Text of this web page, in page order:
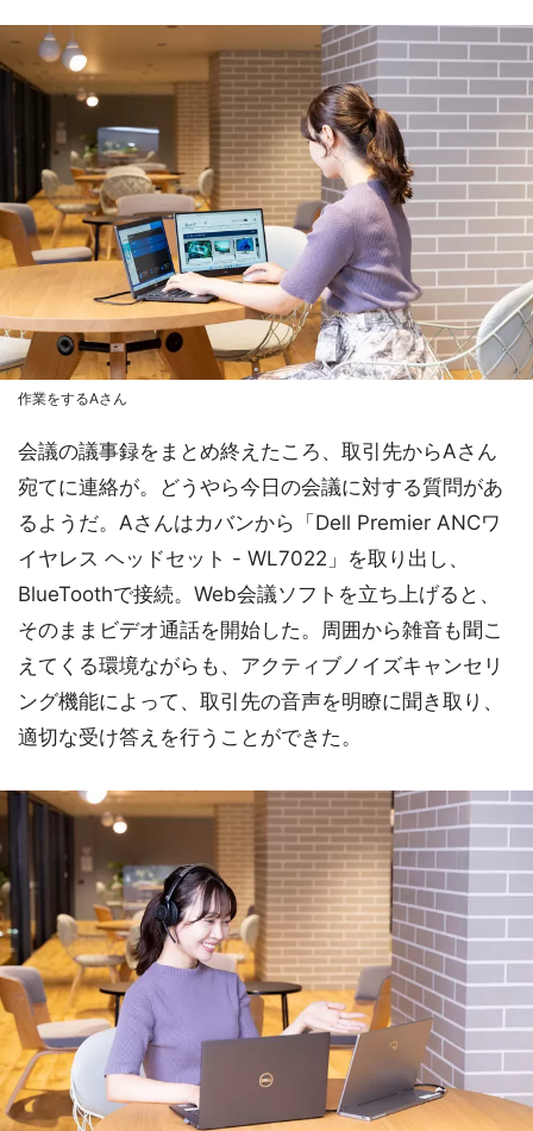
作業をするAさん
会議の議事録をまとめ終えたころ、取引先からAさん
宛てに連絡が。どうやら今日の会議に対する質問があ
るようだ。Aさんはカバンから「Dell Premier ANCワ
イヤレス ヘッドセット - WL7022」を取り出し、
BlueToothで接続。Web会議ソフトを立ち上げると、
そのままビデオ通話を開始した。周囲から雑音も聞こ
えてくる環境ながらも、アクティブノイズキャンセリ
ング機能によって、取引先の音声を明瞭に聞き取り、
適切な受け答えを行うことができた。